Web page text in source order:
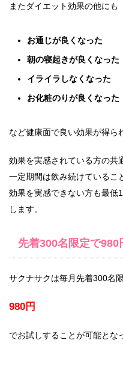
またダイエット効果の他にも
お通じが良くなった
朝の寝起きが良くなった
イライラしなくなった
お化粧のりが良くなった
など健康面で良い効果が得ら
効果を実感されている方の共
一定期間は飲み続けているこ
効果を実感できない方も最低
します。
先着300名限定で980
サクナサクは毎月先着300名限
980円
でお試しすることが可能とな